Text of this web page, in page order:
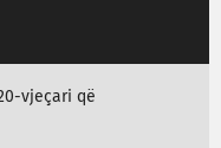
vjeçari që